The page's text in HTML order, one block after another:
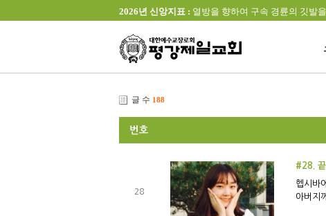
2026년 신앙지표 : 열방을 향하여 구속 경륜의 깃발
글 수 188
번호
28
#28. 끝
헵시바
아버지